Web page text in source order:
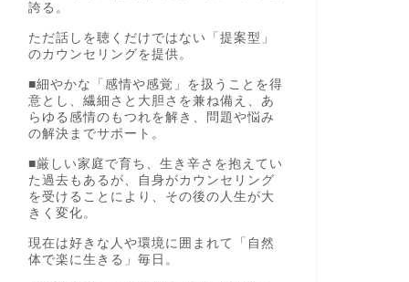
誇る。
ただ話しを聴くだけではない「提案型」
のカウンセリングを提供。
■細やかな「感情や感覚」を扱うことを得
意とし、繊細さと大胆さを兼ね備え、あ
らゆる感情のもつれを解き、問題や悩み
の解決までサポート。
■厳しい家庭で育ち、生き辛さを抱えてい
た過去もあるが、自身がカウンセリング
を受けることにより、その後の人生が大
きく変化。
現在は好きな人や環境に囲まれて「自然
体で楽に生きる」毎日。